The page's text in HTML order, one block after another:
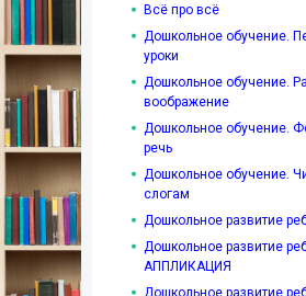
Всё про всё
Дошкольное обучение.
уроки
Дошкольное обучение.
воображение
Дошкольное обучение.
речь
Дошкольное обучение.
слогам
Дошкольное развитие
Дошкольное развитие
АППЛИКАЦИЯ
Дошкольное развитие